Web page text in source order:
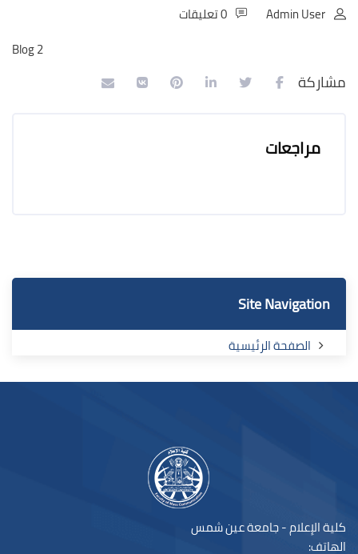
Admin User
0 تعليقات
Blog 2
مشاركة
مراجعات
الكتل
الكتل
تجاوز Site Navigation
Site Navigation
الصفحة الرئيسية
كلية الإعلام - جامعة عين شمس
الهاتف: